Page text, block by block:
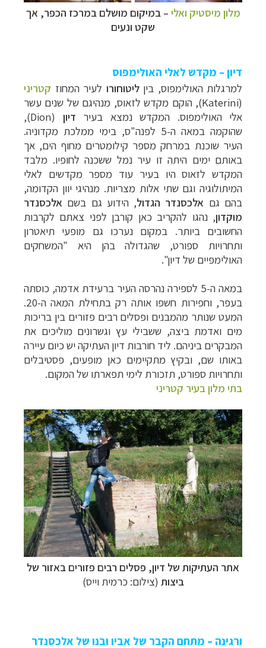
מלון מיסטיק ואלי – במיקום מושלם במרכז הכפר, אך
שקט ונעים
דיון – מקדש לאלי האולימפוס
למרגלות האולימפוס, ביןליטוחורו לעיר המחוז קטריני
(
Katerini), הוקם מקדש לזאוס, מנהיגם של שנים עשר
אלי האולימפוס. המקדש נמצא בעיר דיון (
Dion
),
שהוקמה במאה ה-5 לפנה"ס, בימי ממלכת מקדוניה.
העיר שוכנת במרחק מספר קילומטרים מחוף הים, אך
באותם ימים היתה זו עיר נמל ששכנה לחופיו. מלבד
המקדש לזאוס היו בעיר עוד מספר מקדשים לאלי
המיתולוגיה וגם שתי אלות מצריות. מנהיגי יוון הקדומה,
בהם גם אלכסנדר הגדול, הידוע גם בשם אלכסנדר
מוקדון, נהגו להקריב כאן קורבן לפני צאתם לקרבות
החשובים ביותר. במקום נערכו גם מופעי תיאטרון
ותחרויות ספורט, שהגדולה בהן היא "המשחקים
האולימפיים של דיון".
במאה ה-5 לספירה נהרסה העיר ברעידת אדמה, כוסתה
בעפר, וחפירות חשפו אותה רק בתחילת המאה ה-20.
המעט שנותר מהמבנים ופסלים רבים פזורים בין בריכות
מים ואדמת ביצה, ששבילי עץ וגשרונים מוליכים את
המבקרים ביניהם. ליד חורבות דיון העתיקה יש כיום עיירה
באותו שם, ובקיץ מתקיימים כאן מופעים, פסטיבלים
ותחרויות ספורט, תזכורת לימי תפארתו של המקום.
בתי מלון בעיר קטריני
אתר העתיקות של דיון, פסלים רבים פזורים באזור של
ביצות (צילום: כרמית וייס)
ורגינה – מתחם הקבר של אביו ובנו של אלכסנדר
תכנוןטיולים למדינות אירופהלחצו לרשימת היעדים »
תכנוןטיולים לצפון אמריקהלחצו לרשימת היעדים »
קרוזים והפלגות נופשלחצו לרשימת היעדים »